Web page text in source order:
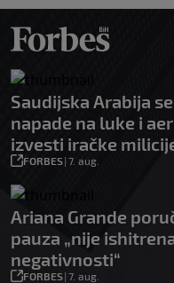
Saudijska Arabija
napade na luke i
izvesti iračke
FORBES| 7. aug.
Ariana Grande
pauza „nije
negativnosti“
FORBES| 7. aug.